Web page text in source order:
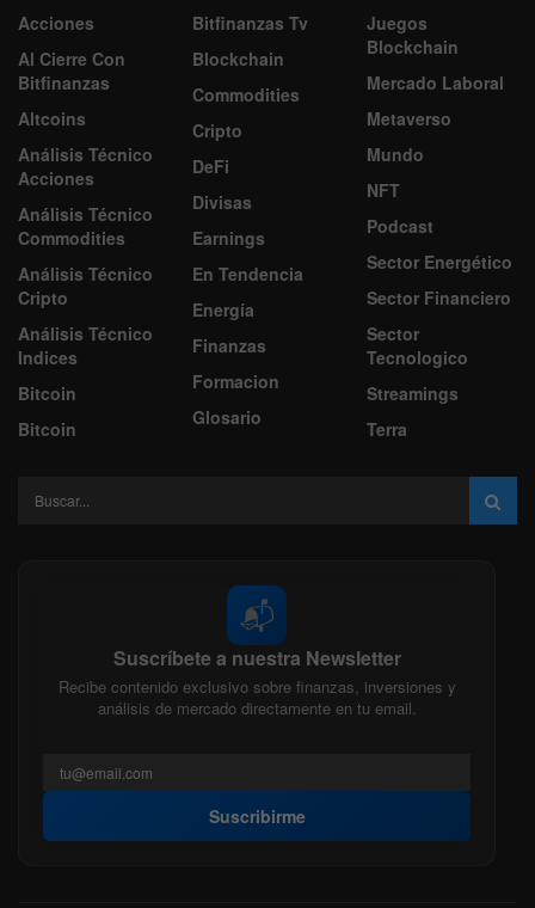
Acciones
Al Cierre Con
Bitfinanzas
Altcoins
Análisis Técnico
Acciones
Análisis Técnico
Commodities
Análisis Técnico
Cripto
Análisis Técnico
Indices
Bitcoin
Bitcoin
Bitfinanzas Tv
Blockchain
Commodities
Cripto
DeFi
Divisas
Earnings
En Tendencia
Energía
Finanzas
Formacion
Glosario
Juegos
Blockchain
Mercado Laboral
Metaverso
Mundo
NFT
Podcast
Sector Energético
Sector Financiero
Sector
Tecnologico
Streamings
Terra
📬
Suscríbete a nuestra Newsletter
Recibe contenido exclusivo sobre finanzas, inversiones y
análisis de mercado directamente en tu email.
Suscribirme